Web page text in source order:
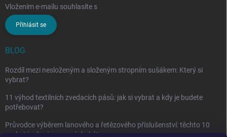
Vložením e-mailu souhlasíte s
Přihlásit se
BLOG
Rozdíl mezi nesloženým a složeným stropním sušákem: Který si
vybrat?
11 výhod textilních zvedacích pásů: jak si vybrat a kdy je budete
potřebovat?
Průvodce výběrem lanového a řetězového příslušenství: těchto 10
vychytávek vám nesmí chybět